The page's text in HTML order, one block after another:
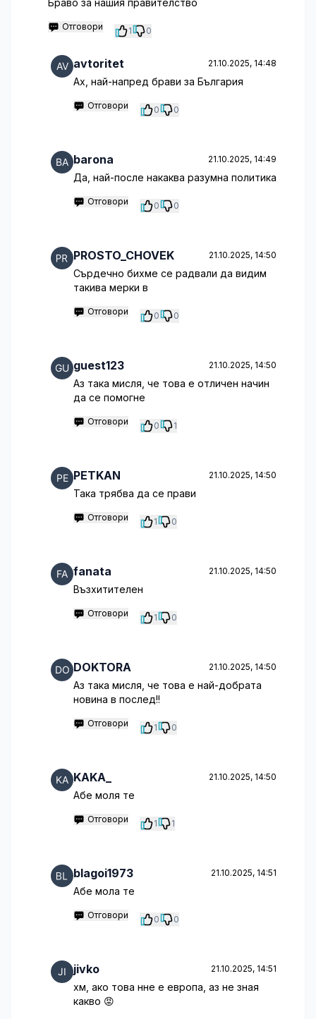
Браво за нашия правителство
Отговори 1 0
avtoritet 21.10.2025, 14:48
Ах, най-напред брави за България
Отговори 0 0
barona 21.10.2025, 14:49
Да, най-после накаква разумна политика
Отговори 0 0
PROSTO_CHOVEK 21.10.2025, 14:50
Сърдечно бихме се радвали да видим
такива мерки в
Отговори 0 0
guest123 21.10.2025, 14:50
Aз така мисля, че това е отличен начин
да се помогне
Отговори 0 1
PETKAN 21.10.2025, 14:50
Така трябва да се прави
Отговори 1 0
fanata 21.10.2025, 14:50
Възхитителен
Отговори 1 0
DOKTORA 21.10.2025, 14:50
Аз така мисля, че това е най-добрата
новина в послед!!
Отговори 1 0
KAKA_ 21.10.2025, 14:50
Абе моля те
Отговори 1 1
blagoi1973 21.10.2025, 14:51
Абе мола те
Отговори 0 0
jivko 21.10.2025, 14:51
хм, ако това нне е европа, аз не зная
какво 😡